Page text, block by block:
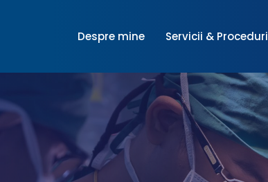
Despre mine Servicii & Proceduri